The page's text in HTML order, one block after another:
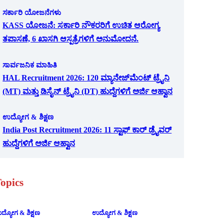
ಸರ್ಕಾರಿ ಯೋಜನೆಗಳು
KASS ಯೋಜನೆ: ಸರ್ಕಾರಿ ನೌಕರರಿಗೆ ಉಚಿತ ಆರೋಗ್ಯ
ತಪಾಸಣೆ, 6 ಖಾಸಗಿ ಆಸ್ಪತ್ರೆಗಳಿಗೆ ಅನುಮೋದನೆ.
ಸಾರ್ವಜನಿಕ ಮಾಹಿತಿ
HAL Recruitment 2026: 120 ಮ್ಯಾನೇಜ್‌ಮೆಂಟ್ ಟ್ರೈನಿ
(MT) ಮತ್ತು ಡಿಸೈನ್ ಟ್ರೈನಿ (DT) ಹುದ್ದೆಗಳಿಗೆ ಅರ್ಜಿ ಆಹ್ವಾನ
ಉದ್ಯೋಗ & ಶಿಕ್ಷಣ
India Post Recruitment 2026: 11 ಸ್ಟಾಫ್ ಕಾರ್ ಡ್ರೈವರ್
ಹುದ್ದೆಗಳಿಗೆ ಅರ್ಜಿ ಆಹ್ವಾನ
& ಶಿಕ್ಷಣ ಉದ್ಯೋಗ & ಶಿಕ್ಷಣ